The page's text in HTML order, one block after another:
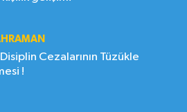
Cezalarının Tüzükle
!